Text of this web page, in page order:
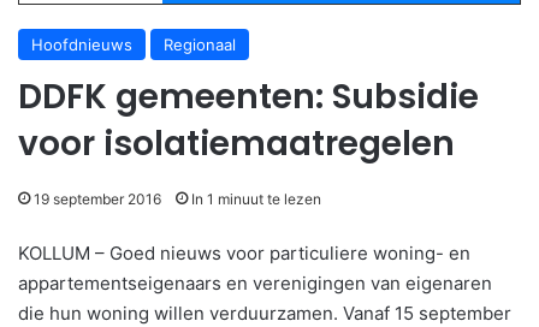
Hoofdnieuws Regionaal
DDFK gemeenten: Subsidie
voor isolatiemaatregelen
19 september 2016 In 1 minuut te lezen
KOLLUM – Goed nieuws voor particuliere woning- en
appartementseigenaars en verenigingen van eigenaren
die hun woning willen verduurzamen. Vanaf 15 september